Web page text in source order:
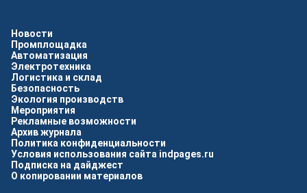
Новости
Промплощадка
Автоматизация
Электротехника
Логистика и склад
Безопасность
Экология производств
Мероприятия
Рекламные возможности
Архив журнала
Политика конфиденциальности
Условия использования сайта indpages.ru
Подписка на дайджест
О копировании материалов